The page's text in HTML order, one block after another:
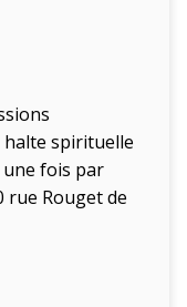
spirituelle
fois par
rue Rouget de